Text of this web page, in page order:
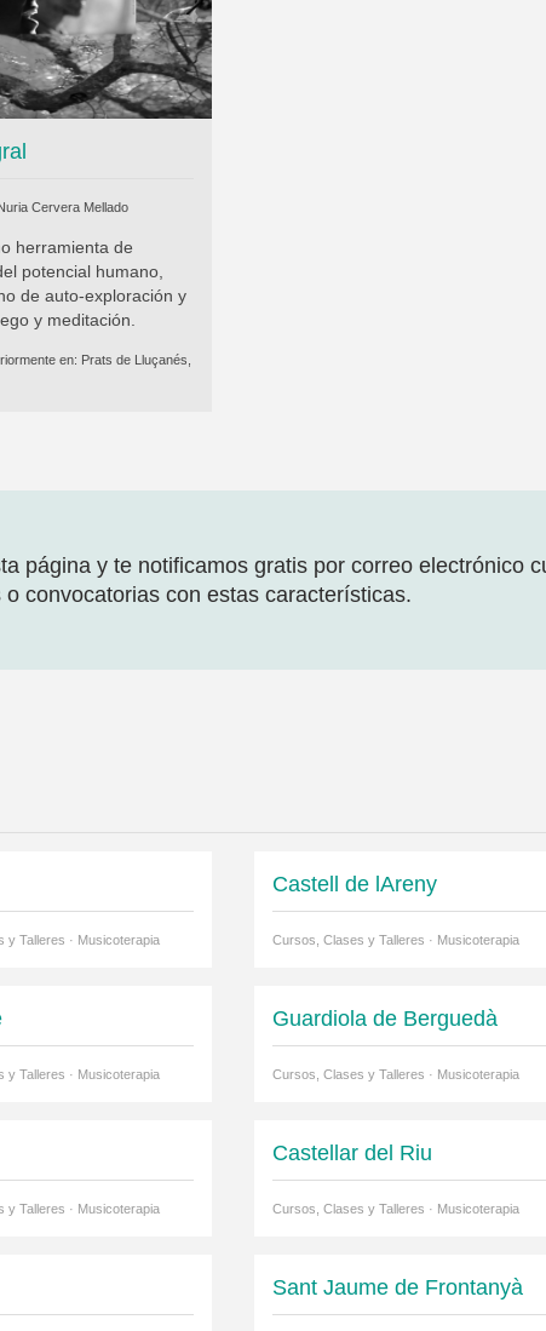
Cervera Mellado
herramienta de
potencial humano,
de auto-exploración y
y meditación.
en: Prats de Lluçanés,
página y te notificamos gratis por correo electrónico
o convocatorias con estas características.
y Talleres · Musicoterapia
Castell de lAreny
Cursos, Clases y Talleres · Musicoterapia
y Talleres · Musicoterapia
Guardiola de Berguedà
Cursos, Clases y Talleres · Musicoterapia
y Talleres · Musicoterapia
Castellar del Riu
Cursos, Clases y Talleres · Musicoterapia
Sant Jaume de Frontanyà